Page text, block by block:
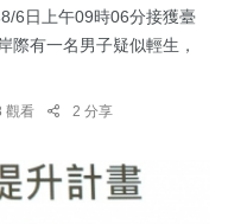
6日上午09時06分接獲臺
際有一名男子疑似輕生，
觀看 2 分享